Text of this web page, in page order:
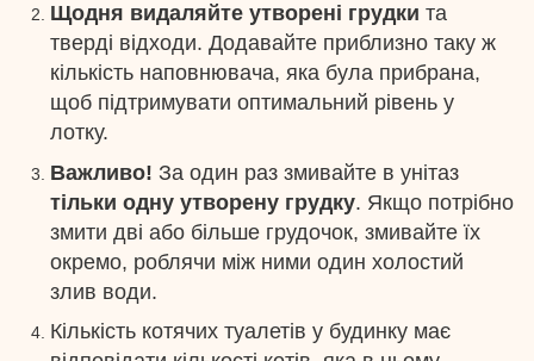
Щодня видаляйте утворені грудки та
тверді відходи. Додавайте приблизно таку ж
кількість наповнювача, яка була прибрана,
щоб підтримувати оптимальний рівень у
лотку.
Важливо! За один раз змивайте в унітаз
тільки одну утворену грудку. Якщо потрібно
змити дві або більше грудочок, змивайте їх
окремо, роблячи між ними один холостий
злив води.
Кількість котячих туалетів у будинку має